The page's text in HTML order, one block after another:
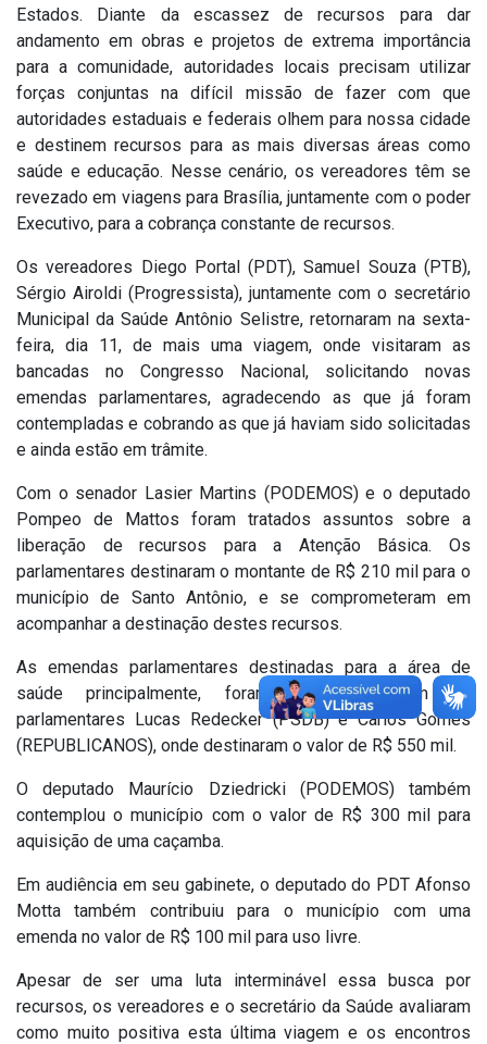
Estados. Diante da escassez de recursos para dar
andamento em obras e projetos de extrema importância
para a comunidade, autoridades locais precisam utilizar
forças conjuntas na difícil missão de fazer com que
autoridades estaduais e federais olhem para nossa cidade
e destinem recursos para as mais diversas áreas como
saúde e educação. Nesse cenário, os vereadores têm se
revezado em viagens para Brasília, juntamente com o poder
Executivo, para a cobrança constante de recursos.
Os vereadores Diego Portal (PDT), Samuel Souza (PTB),
Sérgio Airoldi (Progressista), juntamente com o secretário
Municipal da Saúde Antônio Selistre, retornaram na sexta-
feira, dia 11, de mais uma viagem, onde visitaram as
bancadas no Congresso Nacional, solicitando novas
emendas parlamentares, agradecendo as que já foram
contempladas e cobrando as que já haviam sido solicitadas
e ainda estão em trâmite.
Com o senador Lasier Martins (PODEMOS) e o deputado
Pompeo de Mattos foram tratados assuntos sobre a
liberação de recursos para a Atenção Básica. Os
parlamentares destinaram o montante de R$ 210 mil para o
município de Santo Antônio, e se comprometeram em
acompanhar a destinação destes recursos.
As emendas parlamentares destinadas para a área de
saúde principalmente, foram discutidas com os
parlamentares Lucas Redecker (PSDB) e Carlos Gomes
(REPUBLICANOS), onde destinaram o valor de R$ 550 mil.
O deputado Maurício Dziedricki (PODEMOS) também
contemplou o município com o valor de R$ 300 mil para
aquisição de uma caçamba.
Em audiência em seu gabinete, o deputado do PDT Afonso
Motta também contribuiu para o município com uma
emenda no valor de R$ 100 mil para uso livre.
Apesar de ser uma luta interminável essa busca por
recursos, os vereadores e o secretário da Saúde avaliaram
como muito positiva esta última viagem e os encontros